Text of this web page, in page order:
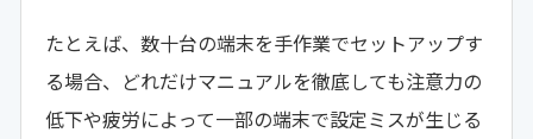
たとえば、数十台の端末を手作業でセットアップす
る場合、どれだけマニュアルを徹底しても注意力の
低下や疲労によって一部の端末で設定ミスが生じる